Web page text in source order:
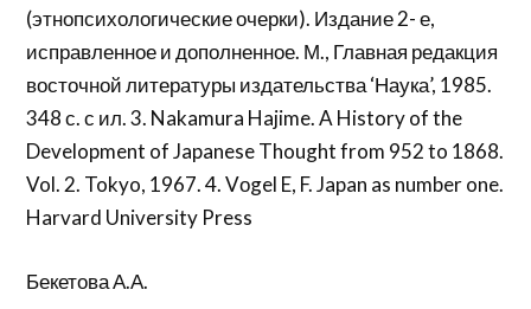
(этнопсихологические очерки). Издание 2- е,
исправленное и дополненное. М., Главная редакция
восточной литературы издательства ‘Наука’, 1985.
348 с. с ил. 3. Nakamura Hajime. A History of the
Development of Japanese Thought from 952 to 1868.
Vol. 2. Tokyo, 1967. 4. Vоgel E, F. Japan as number one.
Harvard University Press
Бекетова А.А.